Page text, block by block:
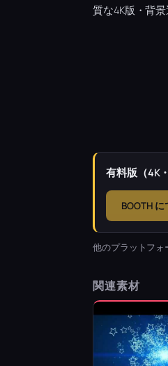
質な4K版・背
有料版（4K
BOOTH
他のプラットフ
関連素材